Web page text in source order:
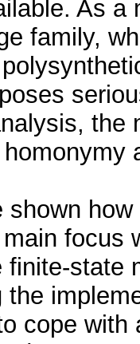
As
family,
the
focus
state
the
cope with